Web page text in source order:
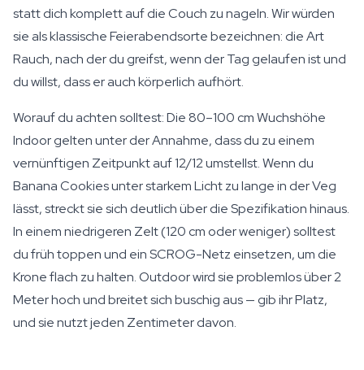
statt dich komplett auf die Couch zu nageln. Wir würden
sie als klassische Feierabendsorte bezeichnen: die Art
Rauch, nach der du greifst, wenn der Tag gelaufen ist und
du willst, dass er auch körperlich aufhört.
Worauf du achten solltest: Die 80–100 cm Wuchshöhe
Indoor gelten unter der Annahme, dass du zu einem
vernünftigen Zeitpunkt auf 12/12 umstellst. Wenn du
Banana Cookies unter starkem Licht zu lange in der Veg
lässt, streckt sie sich deutlich über die Spezifikation hinaus.
In einem niedrigeren Zelt (120 cm oder weniger) solltest
du früh toppen und ein SCROG-Netz einsetzen, um die
Krone flach zu halten. Outdoor wird sie problemlos über 2
Meter hoch und breitet sich buschig aus — gib ihr Platz,
und sie nutzt jeden Zentimeter davon.